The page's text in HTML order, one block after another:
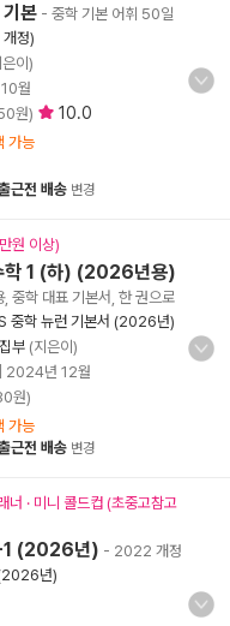
본 - 중학 기본 어휘 50일
정)
이)
월
원) 10.0
가능
근전 배송 변경
원 이상)
학 1 (하) (2026년용)
중학 대표 기본서, 한 권으로
중학 뉴런 기본서 (2026년)
부 (지은이)
2024년 12월
원)
가능
근전 배송 변경
· 미니 콜드컵 (초중고참고
1 (2026년) - 2022 개정
년)